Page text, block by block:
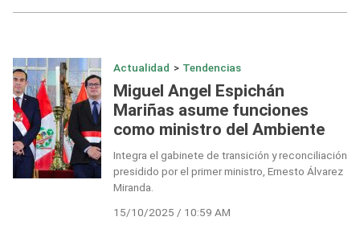
Actualidad > Tendencias
Miguel Angel Espichán
Mariñas asume funciones
como ministro del Ambiente
Integra el gabinete de transición y reconciliación
presidido por el primer ministro, Ernesto Álvarez
Miranda.
15/10/2025 / 10:59 AM